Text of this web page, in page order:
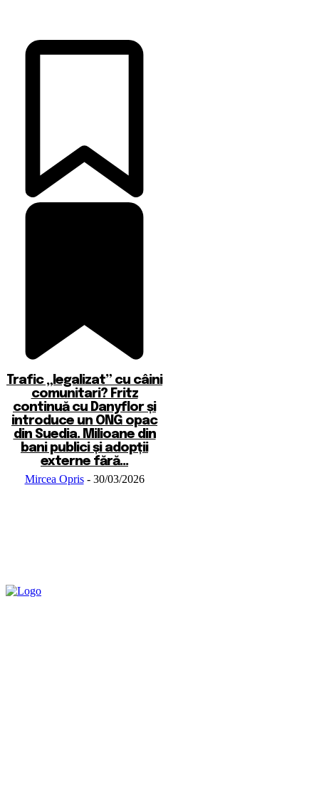
Trafic „legalizat” cu câini
comunitari? Fritz
continuă cu Danyflor și
introduce un ONG opac
din Suedia. Milioane din
bani publici și adopții
externe fără...
Mircea Opris - 30/03/2026